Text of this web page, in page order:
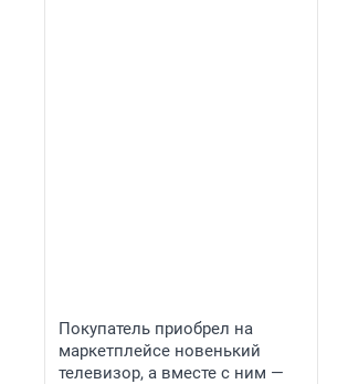
Покупатель приобрел на
маркетплейсе новенький
телевизор, а вместе с ним —